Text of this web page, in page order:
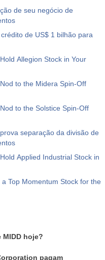
de seu negócio de
de US$ 1 bilhão para
Allegion Stock in Your
to the Midera Spin-Off
to the Solstice Spin-Off
separação da divisão de
Applied Industrial Stock in
Top Momentum Stock for the
MIDD hoje?
pagam